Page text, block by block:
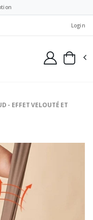
Login
- EFFET VELOUTÉ ET